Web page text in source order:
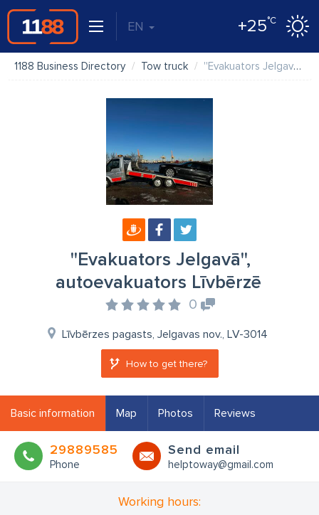
EN +25°C
1188 Business Directory Tow truck ''Evakuators Jelgavā'', autoevakuators Līvbērzē
''Evakuators Jelgavā'',
autoevakuators Līvbērzē
0
Līvbērzes pagasts, Jelgavas nov., LV-3014
How to get there?
Basic information Map Photos Reviews
29889585
Phone
Send email
helptoway@gmail.com
Working hours: